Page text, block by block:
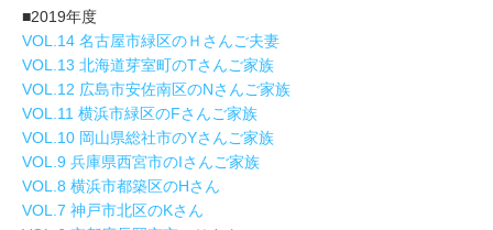
■2019年度
VOL.14 名古屋市緑区のＨさんご夫妻
VOL.13 北海道芽室町のTさんご家族
VOL.12 広島市安佐南区のNさんご家族
VOL.11 横浜市緑区のFさんご家族
VOL.10 岡山県総社市のYさんご家族
VOL.9 兵庫県西宮市のIさんご家族
VOL.8 横浜市都築区のHさん
VOL.7 神戸市北区のKさん